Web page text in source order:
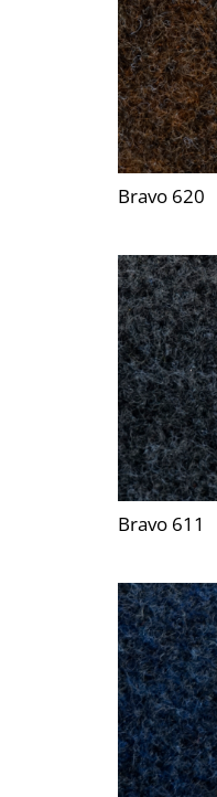
Bravo 620
Bravo 611